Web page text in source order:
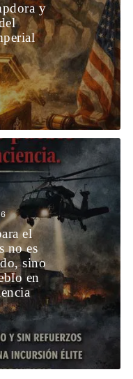
y
el
no es
sino
en